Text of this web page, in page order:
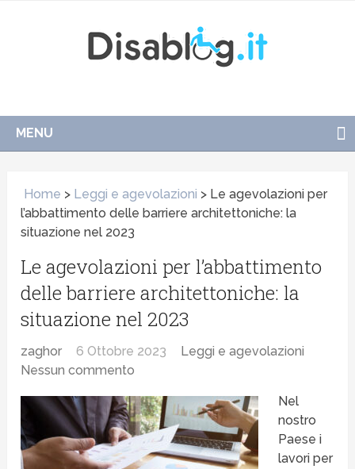
MENU
Home > Leggi e agevolazioni > Le agevolazioni per
l’abbattimento delle barriere architettoniche: la
situazione nel 2023
Le agevolazioni per l’abbattimento
delle barriere architettoniche: la
situazione nel 2023
zaghor 6 Ottobre 2023
Leggi e agevolazioni
Nessun commento
Nel
nostro
Paese i
lavori per